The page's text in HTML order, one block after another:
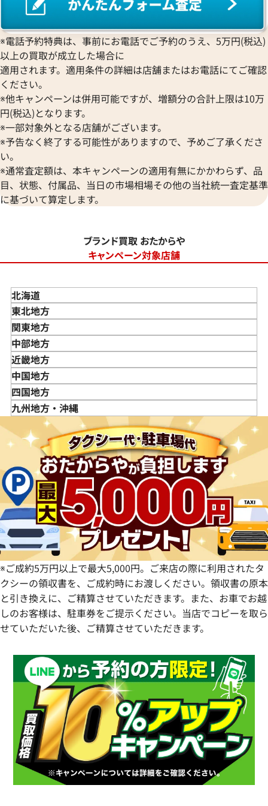
※電話予約特典は、事前にお電話でご予約のうえ、5万円(税込)
以上の買取が成立した場合に
適用されます。適用条件の詳細は店舗またはお電話にてご確認
ください。
※他キャンペーンは併用可能ですが、増額分の合計上限は10万
円(税込)となります。
※一部対象外となる店舗がございます。
※予告なく終了する可能性がありますので、予めご了承くださ
い。
※通常査定額は、本キャンペーンの適用有無にかかわらず、品
目、状態、付属品、当日の市場相場その他の当社統一査定基準
に基づいて算定します。
ブランド買取 おたからや
キャンペーン対象店舗
北海道
東北地方
青森県
岩手県
宮城県
秋田県
山形県
福島県
関東地方
東京都
神奈川県
埼玉県
千葉県
茨城県
栃木県
群馬県
中部地方
新潟県
富山県
石川県
山梨県
長野県
岐阜県
静岡県
愛知県
近畿地方
三重県
滋賀県
京都府
兵庫県
奈良県
和歌山県
中国地方
鳥取県
島根県
広島県
山口県
四国地方
徳島県
愛媛県
九州地方・沖縄
佐賀県
長崎県
熊本県
大分県
宮崎県
鹿児島県
※ご成約5万円以上で最大5,000円。ご来店の際に利用されたタ
クシーの領収書を、ご成約時にお渡しください。領収書の原本
と引き換えに、ご精算させていただきます。また、お車でお越
しのお客様は、駐車券をご提示ください。当店でコピーを取ら
せていただいた後、ご精算させていただきます。